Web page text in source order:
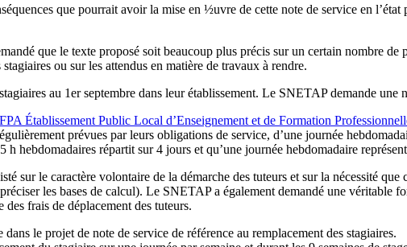
que pourrait avoir la mise en ½uvre de cette note de service en
que le texte proposé soit beaucoup plus précis sur un certain nombre
ou sur les attendus en matière de travaux à rendre.
au 1er septembre dans leur établissement. Le SNETAP demande
Établissement Public Local d’Enseignement et de Formation
prévues par leurs obligations de service, d’une journée
h hebdomadaires répartit sur 4 jours et qu’une journée hebdomadaire
sur le caractère volontaire de la démarche des tuteurs et sur la nécessité
les bases de calcul). Le SNETAP a également demandé une véritable
frais de déplacement des tuteurs.
le projet de note de service de référence au remplacement des stagiaires.